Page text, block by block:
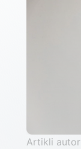
Artikli